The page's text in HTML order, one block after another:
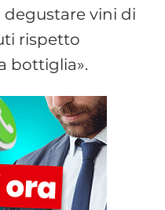
vini di
rispetto
bottiglia».